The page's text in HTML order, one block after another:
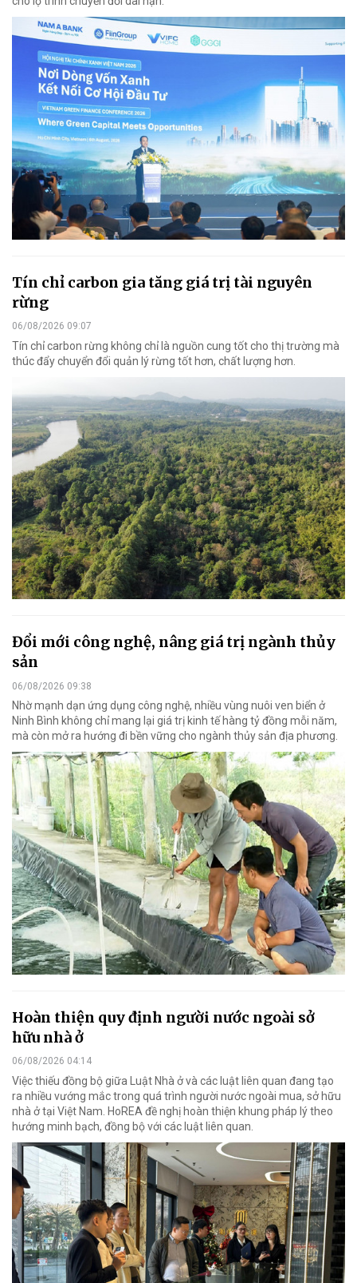
Tín chỉ carbon gia tăng giá trị tài nguyên
rừng
06/08/2026 09:07
Tín chỉ carbon rừng không chỉ là nguồn cung tốt cho thị trường mà
thúc đẩy chuyển đổi quản lý rừng tốt hơn, chất lượng hơn.
Đổi mới công nghệ, nâng giá trị ngành thủy
sản
06/08/2026 09:38
Nhờ mạnh dạn ứng dụng công nghệ, nhiều vùng nuôi ven biển ở
Ninh Bình không chỉ mang lại giá trị kinh tế hàng tỷ đồng mỗi năm,
mà còn mở ra hướng đi bền vững cho ngành thủy sản địa phương.
Hoàn thiện quy định người nước ngoài sở
hữu nhà ở
06/08/2026 04:14
Việc thiếu đồng bộ giữa Luật Nhà ở và các luật liên quan đang tạo
ra nhiều vướng mắc trong quá trình người nước ngoài mua, sở hữu
nhà ở tại Việt Nam. HoREA đề nghị hoàn thiện khung pháp lý theo
hướng minh bạch, đồng bộ với các luật liên quan.